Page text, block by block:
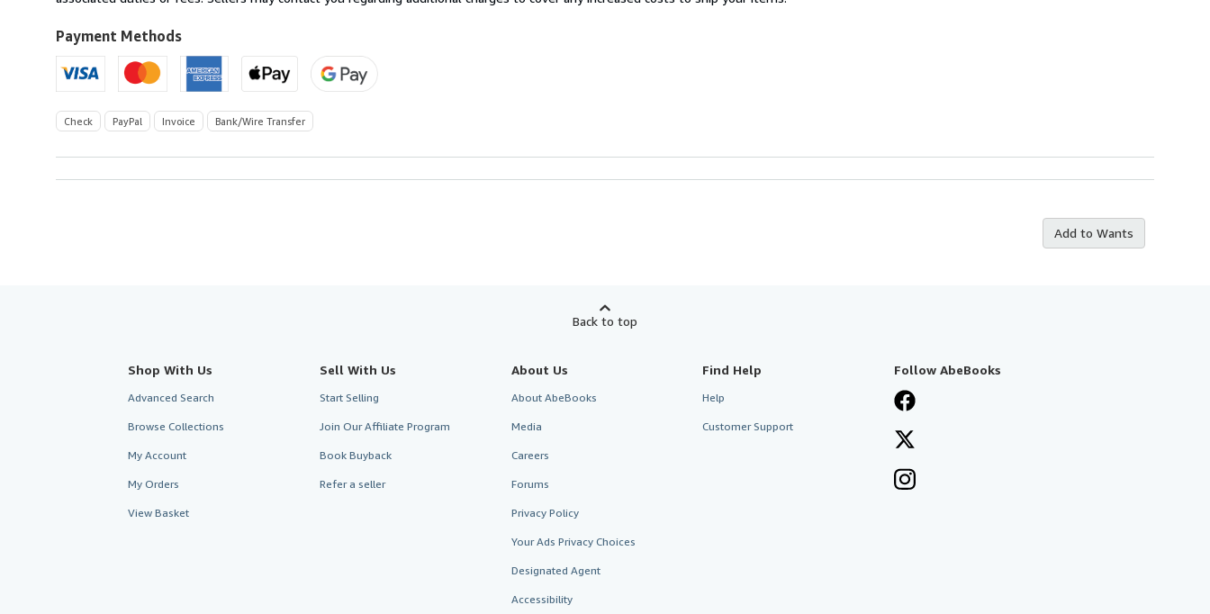
U.S.A.
Payment Methods
Check PayPal Invoice Bank/Wire Transfer
Add to Wants
Back to top
Shop With Us
Advanced Search
Browse Collections
My Account
My Orders
View Basket
Sell With Us
Start Selling
Join Our Affiliate Program
Book Buyback
Refer a seller
About Us
About AbeBooks
Media
Careers
Forums
Privacy Policy
Your Ads Privacy Choices
Designated Agent
Accessibility
Find Help
Help
Customer Support
Follow AbeBooks